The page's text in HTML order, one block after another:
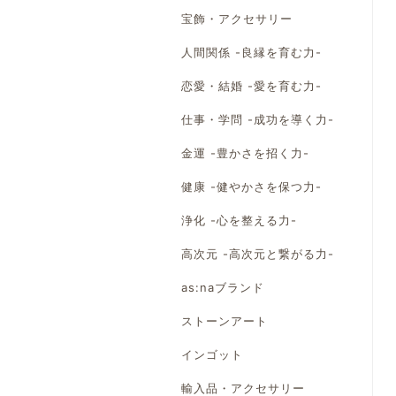
宝飾・アクセサリー
人間関係 -良縁を育む力-
恋愛・結婚 -愛を育む力-
仕事・学問 -成功を導く力-
金運 -豊かさを招く力-
健康 -健やかさを保つ力-
浄化 -心を整える力-
高次元 -高次元と繋がる力-
as:naブランド
ストーンアート
インゴット
輸入品・アクセサリー